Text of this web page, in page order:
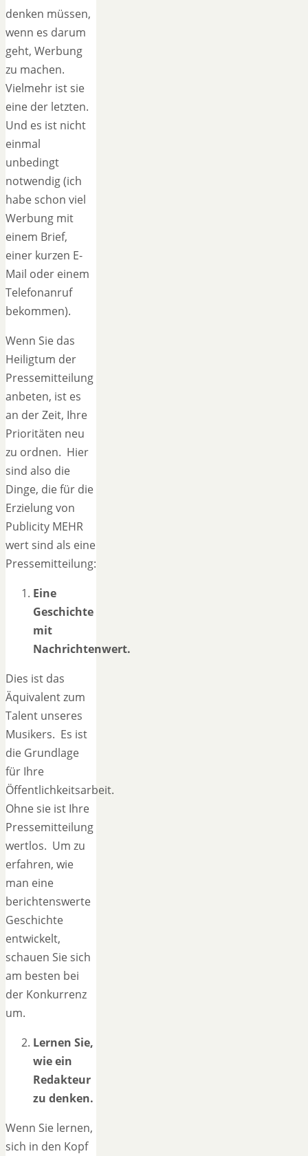
denken müssen,
wenn es darum
geht, Werbung
zu machen.
Vielmehr ist sie
eine der letzten.
Und es ist nicht
einmal
unbedingt
notwendig (ich
habe schon viel
Werbung mit
einem Brief,
einer kurzen E-
Mail oder einem
Telefonanruf
bekommen).
Wenn Sie das
Heiligtum der
Pressemitteilung
anbeten, ist es
an der Zeit, Ihre
Prioritäten neu
zu ordnen. Hier
sind also die
Dinge, die für die
Erzielung von
Publicity MEHR
wert sind als eine
Pressemitteilung:
Eine
Geschichte
mit
Nachrichtenwert.
Dies ist das
Äquivalent zum
Talent unseres
Musikers. Es ist
die Grundlage
für Ihre
Öffentlichkeitsarbeit.
Ohne sie ist Ihre
Pressemitteilung
wertlos. Um zu
erfahren, wie
man eine
berichtenswerte
Geschichte
entwickelt,
schauen Sie sich
am besten bei
der Konkurrenz
um.
Lernen Sie,
wie ein
Redakteur
zu denken.
Wenn Sie lernen,
sich in den Kopf